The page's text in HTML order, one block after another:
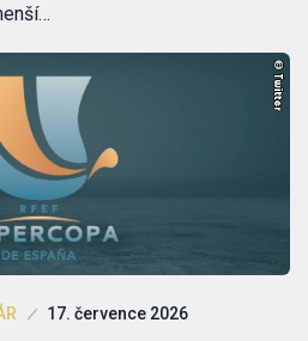
17. července 2026